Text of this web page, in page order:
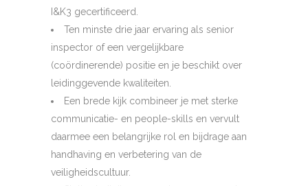
I&K3 gecertificeerd.
Ten minste drie jaar ervaring als senior
inspector of een vergelijkbare
(coördinerende) positie en je beschikt over
leidinggevende kwaliteiten.
Een brede kijk combineer je met sterke
communicatie- en people-skills en vervult
daarmee een belangrijke rol en bijdrage aan
handhaving en verbetering van de
veiligheidscultuur.